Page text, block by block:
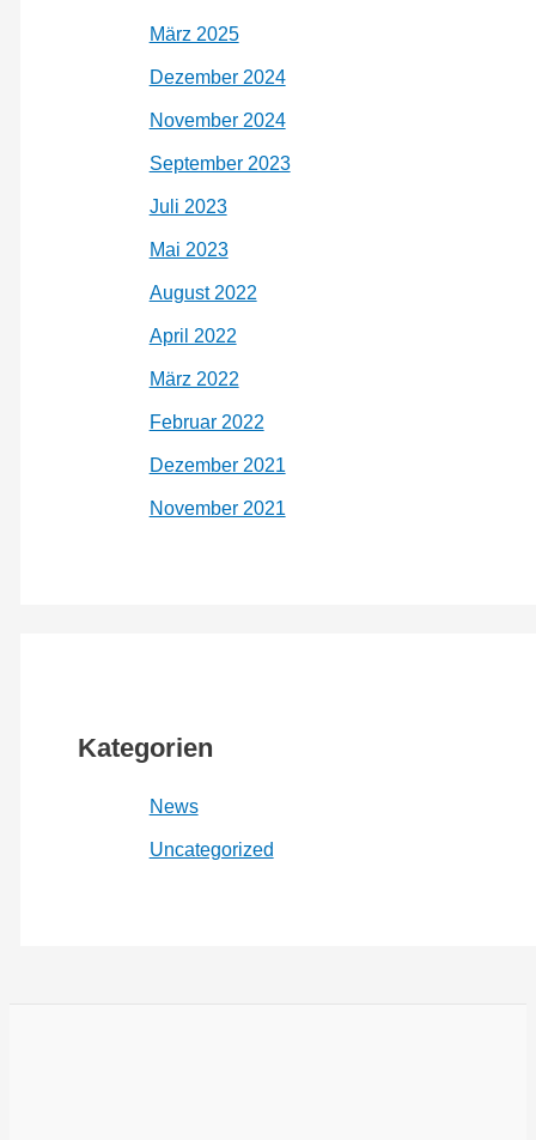
März 2025
Dezember 2024
November 2024
September 2023
Juli 2023
Mai 2023
August 2022
April 2022
März 2022
Februar 2022
Dezember 2021
November 2021
Kategorien
News
Uncategorized